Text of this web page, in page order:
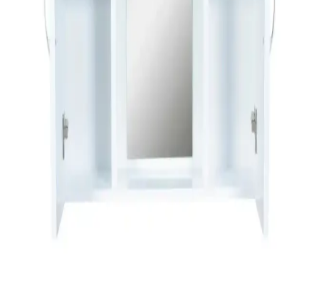
Riva Havluları: Estetik ve Konfor Sunan Banyo ve
Dekorasyon Ürünleri
Zara Home Banyo Paspasları: Fonksiyonellik ve
Estetiği Bir Arada Sunan Çeşitler
Zara Home’un banyo paspasları, çeşitli malzeme ve tasarımlarla
modellerle banyolarınızı güvenli ve şık hale getirin.
İnce Uzun Raflı Dolaplar: Modern Tasarım ve
Fonksiyonellik Bir Arada